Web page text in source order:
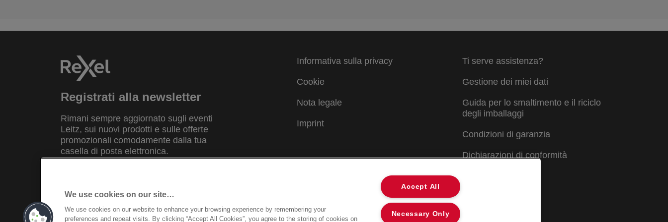
Registrati alla newsletter
Rimani sempre aggiornato sugli eventi
Leitz, sui nuovi prodotti e sulle offerte
promozionali comodamente dalla tua
casella di posta elettronica.
Informativa sulla privacy
Cookie
Nota legale
Imprint
Ti serve assistenza?
Gestione dei miei dati
Guida per lo smaltimento e il riciclo
degli imballaggi
Condizioni di garanzia
Dichiarazioni di conformità
©2026 ACCO Brands
We use cookies on our site…
We use cookies on our website to enhance your browsing experience by remembering your
preferences and repeat visits. By clicking “Accept All Cookies”, you agree to the storing of cookies on
Accept All
Necessary Only